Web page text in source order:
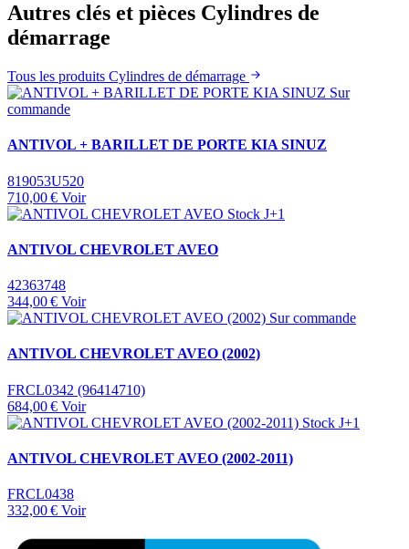
Autres clés et pièces Cylindres de
démarrage
Tous les produits Cylindres de démarrage
Sur
commande
ANTIVOL + BARILLET DE PORTE KIA SINUZ
819053U520
710,00 € Voir
Stock J+1
ANTIVOL CHEVROLET AVEO
42363748
344,00 € Voir
Sur commande
ANTIVOL CHEVROLET AVEO (2002)
FRCL0342 (96414710)
684,00 € Voir
Stock J+1
ANTIVOL CHEVROLET AVEO (2002-2011)
FRCL0438
332,00 € Voir